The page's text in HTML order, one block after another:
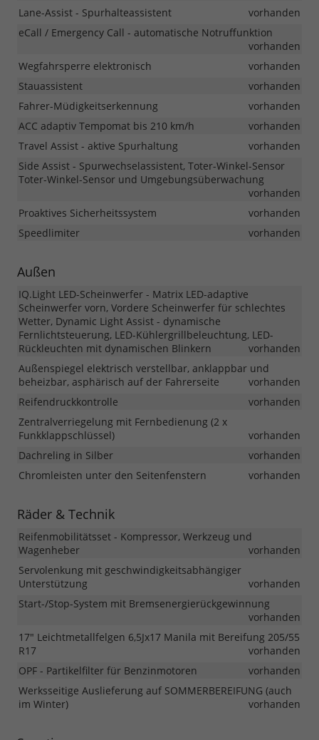
Lane-Assist - Spurhalteassistent
vorhanden
eCall / Emergency Call - automatische Notruffunktion
vorhanden
Wegfahrsperre elektronisch
vorhanden
Stauassistent
vorhanden
Fahrer-Müdigkeitserkennung
vorhanden
ACC adaptiv Tempomat bis 210 km/h
vorhanden
Travel Assist - aktive Spurhaltung
vorhanden
Side Assist - Spurwechselassistent, Toter-Winkel-Sensor
Toter-Winkel-Sensor und Umgebungsüberwachung
vorhanden
Proaktives Sicherheitssystem
vorhanden
Speedlimiter
vorhanden
Außen
IQ.Light LED-Scheinwerfer - Matrix LED-adaptive
Scheinwerfer vorn, Vordere Scheinwerfer für schlechtes
Wetter, Dynamic Light Assist - dynamische
Fernlichtsteuerung, LED-Kühlergrillbeleuchtung, LED-
Rückleuchten mit dynamischen Blinkern
vorhanden
Außenspiegel elektrisch verstellbar, anklappbar und
beheizbar, asphärisch auf der Fahrerseite
vorhanden
Reifendruckkontrolle
vorhanden
Zentralverriegelung mit Fernbedienung (2 x
Funkklappschlüssel)
vorhanden
Dachreling in Silber
vorhanden
Chromleisten unter den Seitenfenstern
vorhanden
Räder & Technik
Reifenmobilitätsset - Kompressor, Werkzeug und
Wagenheber
vorhanden
Servolenkung mit geschwindigkeitsabhängiger
Unterstützung
vorhanden
Start-/Stop-System mit Bremsenergierückgewinnung
vorhanden
17" Leichtmetallfelgen 6,5Jx17 Manila mit Bereifung 205/55
R17
vorhanden
OPF - Partikelfilter für Benzinmotoren
vorhanden
Werksseitige Auslieferung auf SOMMERBEREIFUNG (auch
im Winter)
vorhanden